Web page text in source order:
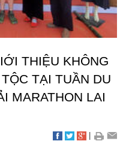
THIỆU KHÔNG
TẠI TUẦN DU
MARATHON LAI